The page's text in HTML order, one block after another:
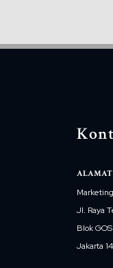
Jl. Raya
Blok
Jakarta